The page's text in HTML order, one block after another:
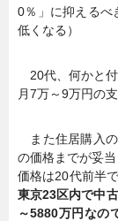
0％」に抑えるべ
低くなる）
20代、何かと付
月7万～9万円の
また住居購入
の価格までが妥
価格は20代前半
東京23区内で中
～5880万円なの